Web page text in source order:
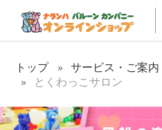
トップ サービス・ご案内
とくわっこサロン